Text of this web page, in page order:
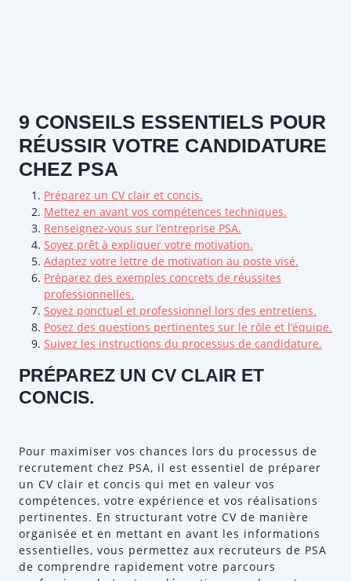
9 CONSEILS ESSENTIELS POUR
RÉUSSIR VOTRE CANDIDATURE
CHEZ PSA
Préparez un CV clair et concis.
Mettez en avant vos compétences techniques.
Renseignez-vous sur l’entreprise PSA.
Soyez prêt à expliquer votre motivation.
Adaptez votre lettre de motivation au poste visé.
Préparez des exemples concrets de réussites
professionnelles.
Soyez ponctuel et professionnel lors des entretiens.
Posez des questions pertinentes sur le rôle et l’équipe.
Suivez les instructions du processus de candidature.
PRÉPAREZ UN CV CLAIR ET
CONCIS.
Pour maximiser vos chances lors du processus de
recrutement chez PSA, il est essentiel de préparer
un CV clair et concis qui met en valeur vos
compétences, votre expérience et vos réalisations
pertinentes. En structurant votre CV de manière
organisée et en mettant en avant les informations
essentielles, vous permettez aux recruteurs de PSA
de comprendre rapidement votre parcours